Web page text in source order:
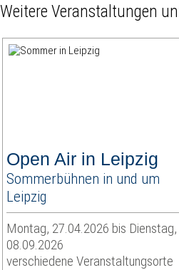
Weitere Veranstaltungen
Open Air in Leipzig
Sommerbühnen in und um
Leipzig
Montag, 27.04.2026 bis Dienstag,
08.09.2026
verschiedene Veranstaltungsorte